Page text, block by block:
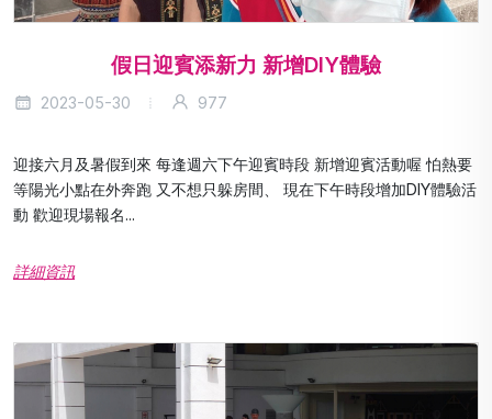
假日迎賓添新力 新增DIY體驗
2023-05-30 977
迎接六月及暑假到來 每逢週六下午迎賓時段 新增迎賓活動喔 怕熱要
等陽光小點在外奔跑 又不想只躲房間、 現在下午時段增加DIY體驗活
動 歡迎現場報名...
詳細資訊